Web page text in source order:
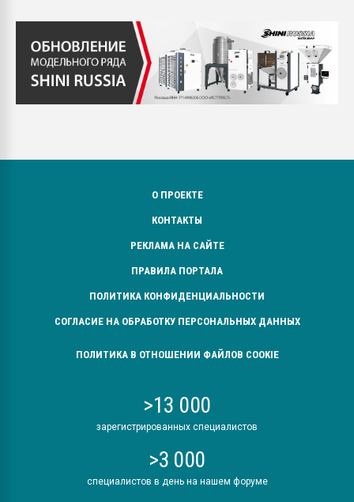
О ПРОЕКТЕ
КОНТАКТЫ
РЕКЛАМА НА САЙТЕ
ПРАВИЛА ПОРТАЛА
ПОЛИТИКА КОНФИДЕНЦИАЛЬНОСТИ
СОГЛАСИЕ НА ОБРАБОТКУ ПЕРСОНАЛЬНЫХ ДАННЫХ
ПОЛИТИКА В ОТНОШЕНИИ ФАЙЛОВ COOKIE
>13 000
зарегистрированных специалистов
>3 000
специалистов в день на нашем форуме